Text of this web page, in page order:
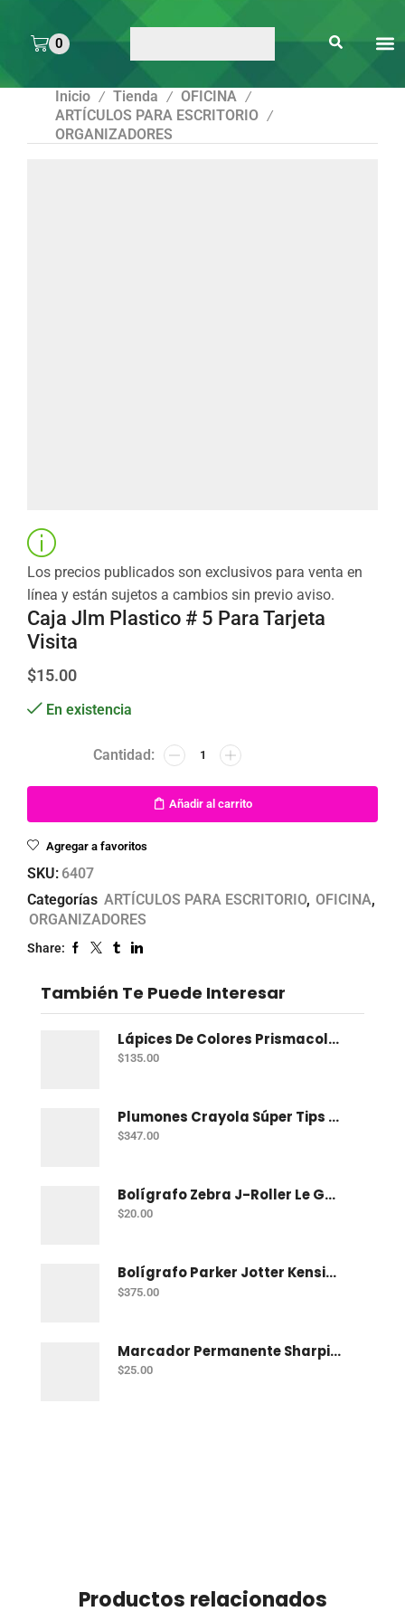
0
Inicio / Tienda / OFICINA /
ARTÍCULOS PARA ESCRITORIO /
ORGANIZADORES
Los precios publicados son exclusivos para venta en
línea y están sujetos a cambios sin previo aviso.
Caja Jlm Plastico # 5 Para Tarjeta
Visita
$15.00
En existencia
Añadir al carrito
Agregar a favoritos
SKU: 6407
Categorías ARTÍCULOS PARA ESCRITORIO, OFICINA,
ORGANIZADORES
Share:
También Te Puede Interesar
Lápices De Colores Prismacolor Junior Con 12 Dual
$135.00
Plumones Crayola Súper Tips Con 50
$347.00
Bolígrafo Zebra J-Roller Le Gel 0.7 Mm Azul
$20.00
Bolígrafo Parker Jotter Kensington Ct Bp
$375.00
Marcador Permanente Sharpie Chisel Tip - Rojo
$25.00
Productos relacionados